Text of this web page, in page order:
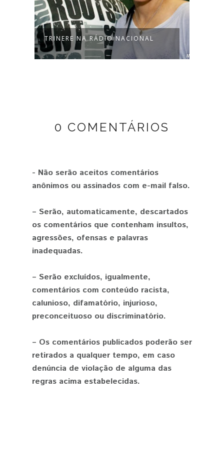
TRINERE NA RÁDIO NACIONAL
0 COMENTÁRIOS
- Não serão aceitos comentários
anônimos ou assinados com e-mail falso.
– Serão, automaticamente, descartados
os comentários que contenham insultos,
agressões, ofensas e palavras
inadequadas.
– Serão excluídos, igualmente,
comentários com conteúdo racista,
calunioso, difamatório, injurioso,
preconceituoso ou discriminatório.
– Os comentários publicados poderão ser
retirados a qualquer tempo, em caso
denúncia de violação de alguma das
regras acima estabelecidas.